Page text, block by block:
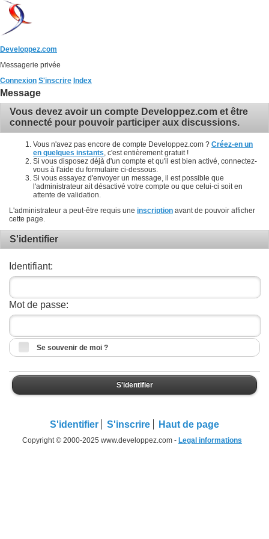
Developpez.com
Messagerie privée
Connexion S'inscrire Index
Message
Vous devez avoir un compte Developpez.com et être
connecté pour pouvoir participer aux discussions.
Vous n'avez pas encore de compte Developpez.com ? Créez-en un
en quelques instants , c'est entièrement gratuit !
Si vous disposez déjà d'un compte et qu'il est bien activé, connectez-
vous à l'aide du formulaire ci-dessous.
Si vous essayez d'envoyer un message, il est possible que
l'administrateur ait désactivé votre compte ou que celui-ci soit en
attente de validation.
L'administrateur a peut-être requis une inscription avant de pouvoir afficher
cette page.
S'identifier
Identifiant:
Mot de passe:
Se souvenir de moi ?
S'identifier
S'identifier S'inscrire Haut de page
Copyright © 2000-2025 www.developpez.com - Legal informations